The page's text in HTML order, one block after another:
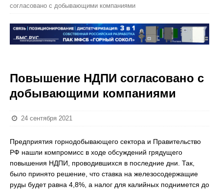
согласовано с добывающими компаниями
Повышение НДПИ согласовано с
добывающими компаниями
24 сентября 2021
Предприятия горнодобывающего сектора и Правительство
РФ нашли компромисс в ходе обсуждений грядущего
повышения НДПИ, проводившихся в последние дни. Так,
было принято решение, что ставка на железосодержащие
руды будет равна 4,8%, а налог для калийных поднимется до